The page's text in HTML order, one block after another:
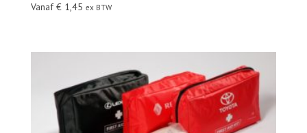
Vanaf€ 1,45 ex BTW